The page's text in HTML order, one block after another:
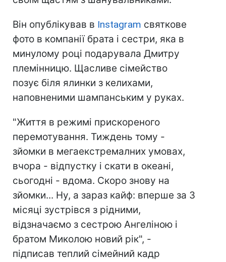
Він опублікував в Instagram святкове
фото в компанії брата і сестри, яка в
минулому році подарувала Дмитру
племінницю. Щасливе сімейство
позує біля ялинки з келихами,
наповненими шампанським у руках.
"Життя в режимі прискореного
перемотування. Тиждень тому -
зйомки в мегаекстремалних умовах,
вчора - відпустку і скати в океані,
сьогодні - вдома. Скоро знову на
зйомки... Ну, а зараз кайф: вперше за 3
місяці зустрівся з рідними,
відзначаємо з сестрою Ангеліною і
братом Миколою новий рік", -
підписав теплий сімейний кадр